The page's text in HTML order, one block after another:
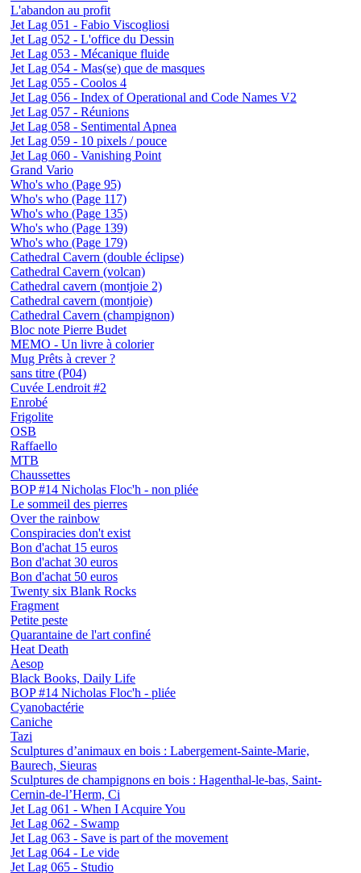
L'abandon au profit
Jet Lag 051 - Fabio Viscogliosi
Jet Lag 052 - L'office du Dessin
Jet Lag 053 - Mécanique fluide
Jet Lag 054 - Mas(se) que de masques
Jet Lag 055 - Coolos 4
Jet Lag 056 - Index of Operational and Code Names V2
Jet Lag 057 - Réunions
Jet Lag 058 - Sentimental Apnea
Jet Lag 059 - 10 pixels / pouce
Jet Lag 060 - Vanishing Point
Grand Vario
Who's who (Page 95)
Who's who (Page 117)
Who's who (Page 135)
Who's who (Page 139)
Who's who (Page 179)
Cathedral Cavern (double éclipse)
Cathedral Cavern (volcan)
Cathedral cavern (montjoie 2)
Cathedral cavern (montjoie)
Cathedral Cavern (champignon)
Bloc note Pierre Budet
MEMO - Un livre à colorier
Mug Prêts à crever ?
sans titre (P04)
Cuvée Lendroit #2
Enrobé
Frigolite
OSB
Raffaello
MTB
Chaussettes
BOP #14 Nicholas Floc'h - non pliée
Le sommeil des pierres
Over the rainbow
Conspiracies don't exist
Bon d'achat 15 euros
Bon d'achat 30 euros
Bon d'achat 50 euros
Twenty six Blank Rocks
Fragment
Petite peste
Quarantaine de l'art confiné
Heat Death
Aesop
Black Books, Daily Life
BOP #14 Nicholas Floc'h - pliée
Cyanobactérie
Caniche
Tazi
Sculptures d’animaux en bois : Labergement-Sainte-Marie,
Baurech, Sieuras
Sculptures de champignons en bois : Hagenthal-le-bas, Saint-
Cernin-de-l’Herm, Ci
Jet Lag 061 - When I Acquire You
Jet Lag 062 - Swamp
Jet Lag 063 - Save is part of the movement
Jet Lag 064 - Le vide
Jet Lag 065 - Studio